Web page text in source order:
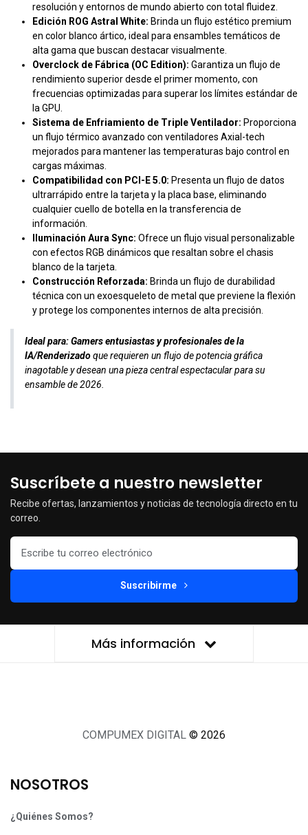
resolución y entornos de mundo abierto con total fluidez.
Edición ROG Astral White: Brinda un flujo estético premium
en color blanco ártico, ideal para ensambles temáticos de
alta gama que buscan destacar visualmente.
Overclock de Fábrica (OC Edition): Garantiza un flujo de
rendimiento superior desde el primer momento, con
frecuencias optimizadas para superar los límites estándar de
la GPU.
Sistema de Enfriamiento de Triple Ventilador: Proporciona
un flujo térmico avanzado con ventiladores Axial-tech
mejorados para mantener las temperaturas bajo control en
cargas máximas.
Compatibilidad con PCI-E 5.0: Presenta un flujo de datos
ultrarrápido entre la tarjeta y la placa base, eliminando
cualquier cuello de botella en la transferencia de
información.
Iluminación Aura Sync: Ofrece un flujo visual personalizable
con efectos RGB dinámicos que resaltan sobre el chasis
blanco de la tarjeta.
Construcción Reforzada: Brinda un flujo de durabilidad
técnica con un exoesqueleto de metal que previene la flexión
y protege los componentes internos de alta precisión.
Ideal para:Gamers entusiastas y profesionales de la
IA/Renderizadoque requieren un flujo de potencia gráfica
inagotable y desean una pieza central espectacular para su
ensamble de 2026.
Suscríbete a nuestro newsletter
Recibe ofertas, lanzamientos y noticias de tecnología directo en tu
correo.
Suscribirme
Más información
COMPUMEX DIGITAL © 2026
NOSOTROS
¿Quiénes Somos?